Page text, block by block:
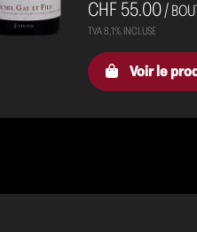
CHF 55.00/
Voir le